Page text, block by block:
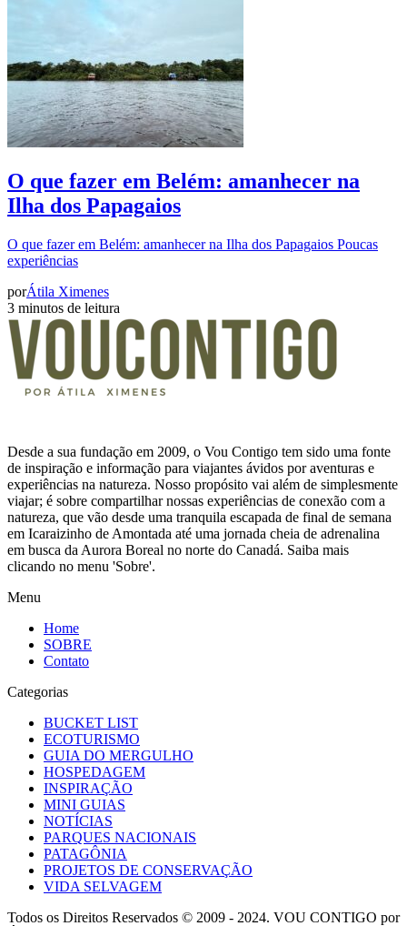
O que fazer em Belém: amanhecer na
Ilha dos Papagaios
O que fazer em Belém: amanhecer na Ilha dos Papagaios Poucas
experiências
porÁtila Ximenes
3 minutos de leitura
Desde a sua fundação em 2009, o Vou Contigo tem sido uma fonte
de inspiração e informação para viajantes ávidos por aventuras e
experiências na natureza. Nosso propósito vai além de simplesmente
viajar; é sobre compartilhar nossas experiências de conexão com a
natureza, que vão desde uma tranquila escapada de final de semana
em Icaraizinho de Amontada até uma jornada cheia de adrenalina
em busca da Aurora Boreal no norte do Canadá. Saiba mais
clicando no menu 'Sobre'.
Menu
Home
SOBRE
Contato
Categorias
BUCKET LIST
ECOTURISMO
GUIA DO MERGULHO
HOSPEDAGEM
INSPIRAÇÃO
MINI GUIAS
NOTÍCIAS
PARQUES NACIONAIS
PATAGÔNIA
PROJETOS DE CONSERVAÇÃO
VIDA SELVAGEM
Todos os Direitos Reservados © 2009 - 2024. VOU CONTIGO por